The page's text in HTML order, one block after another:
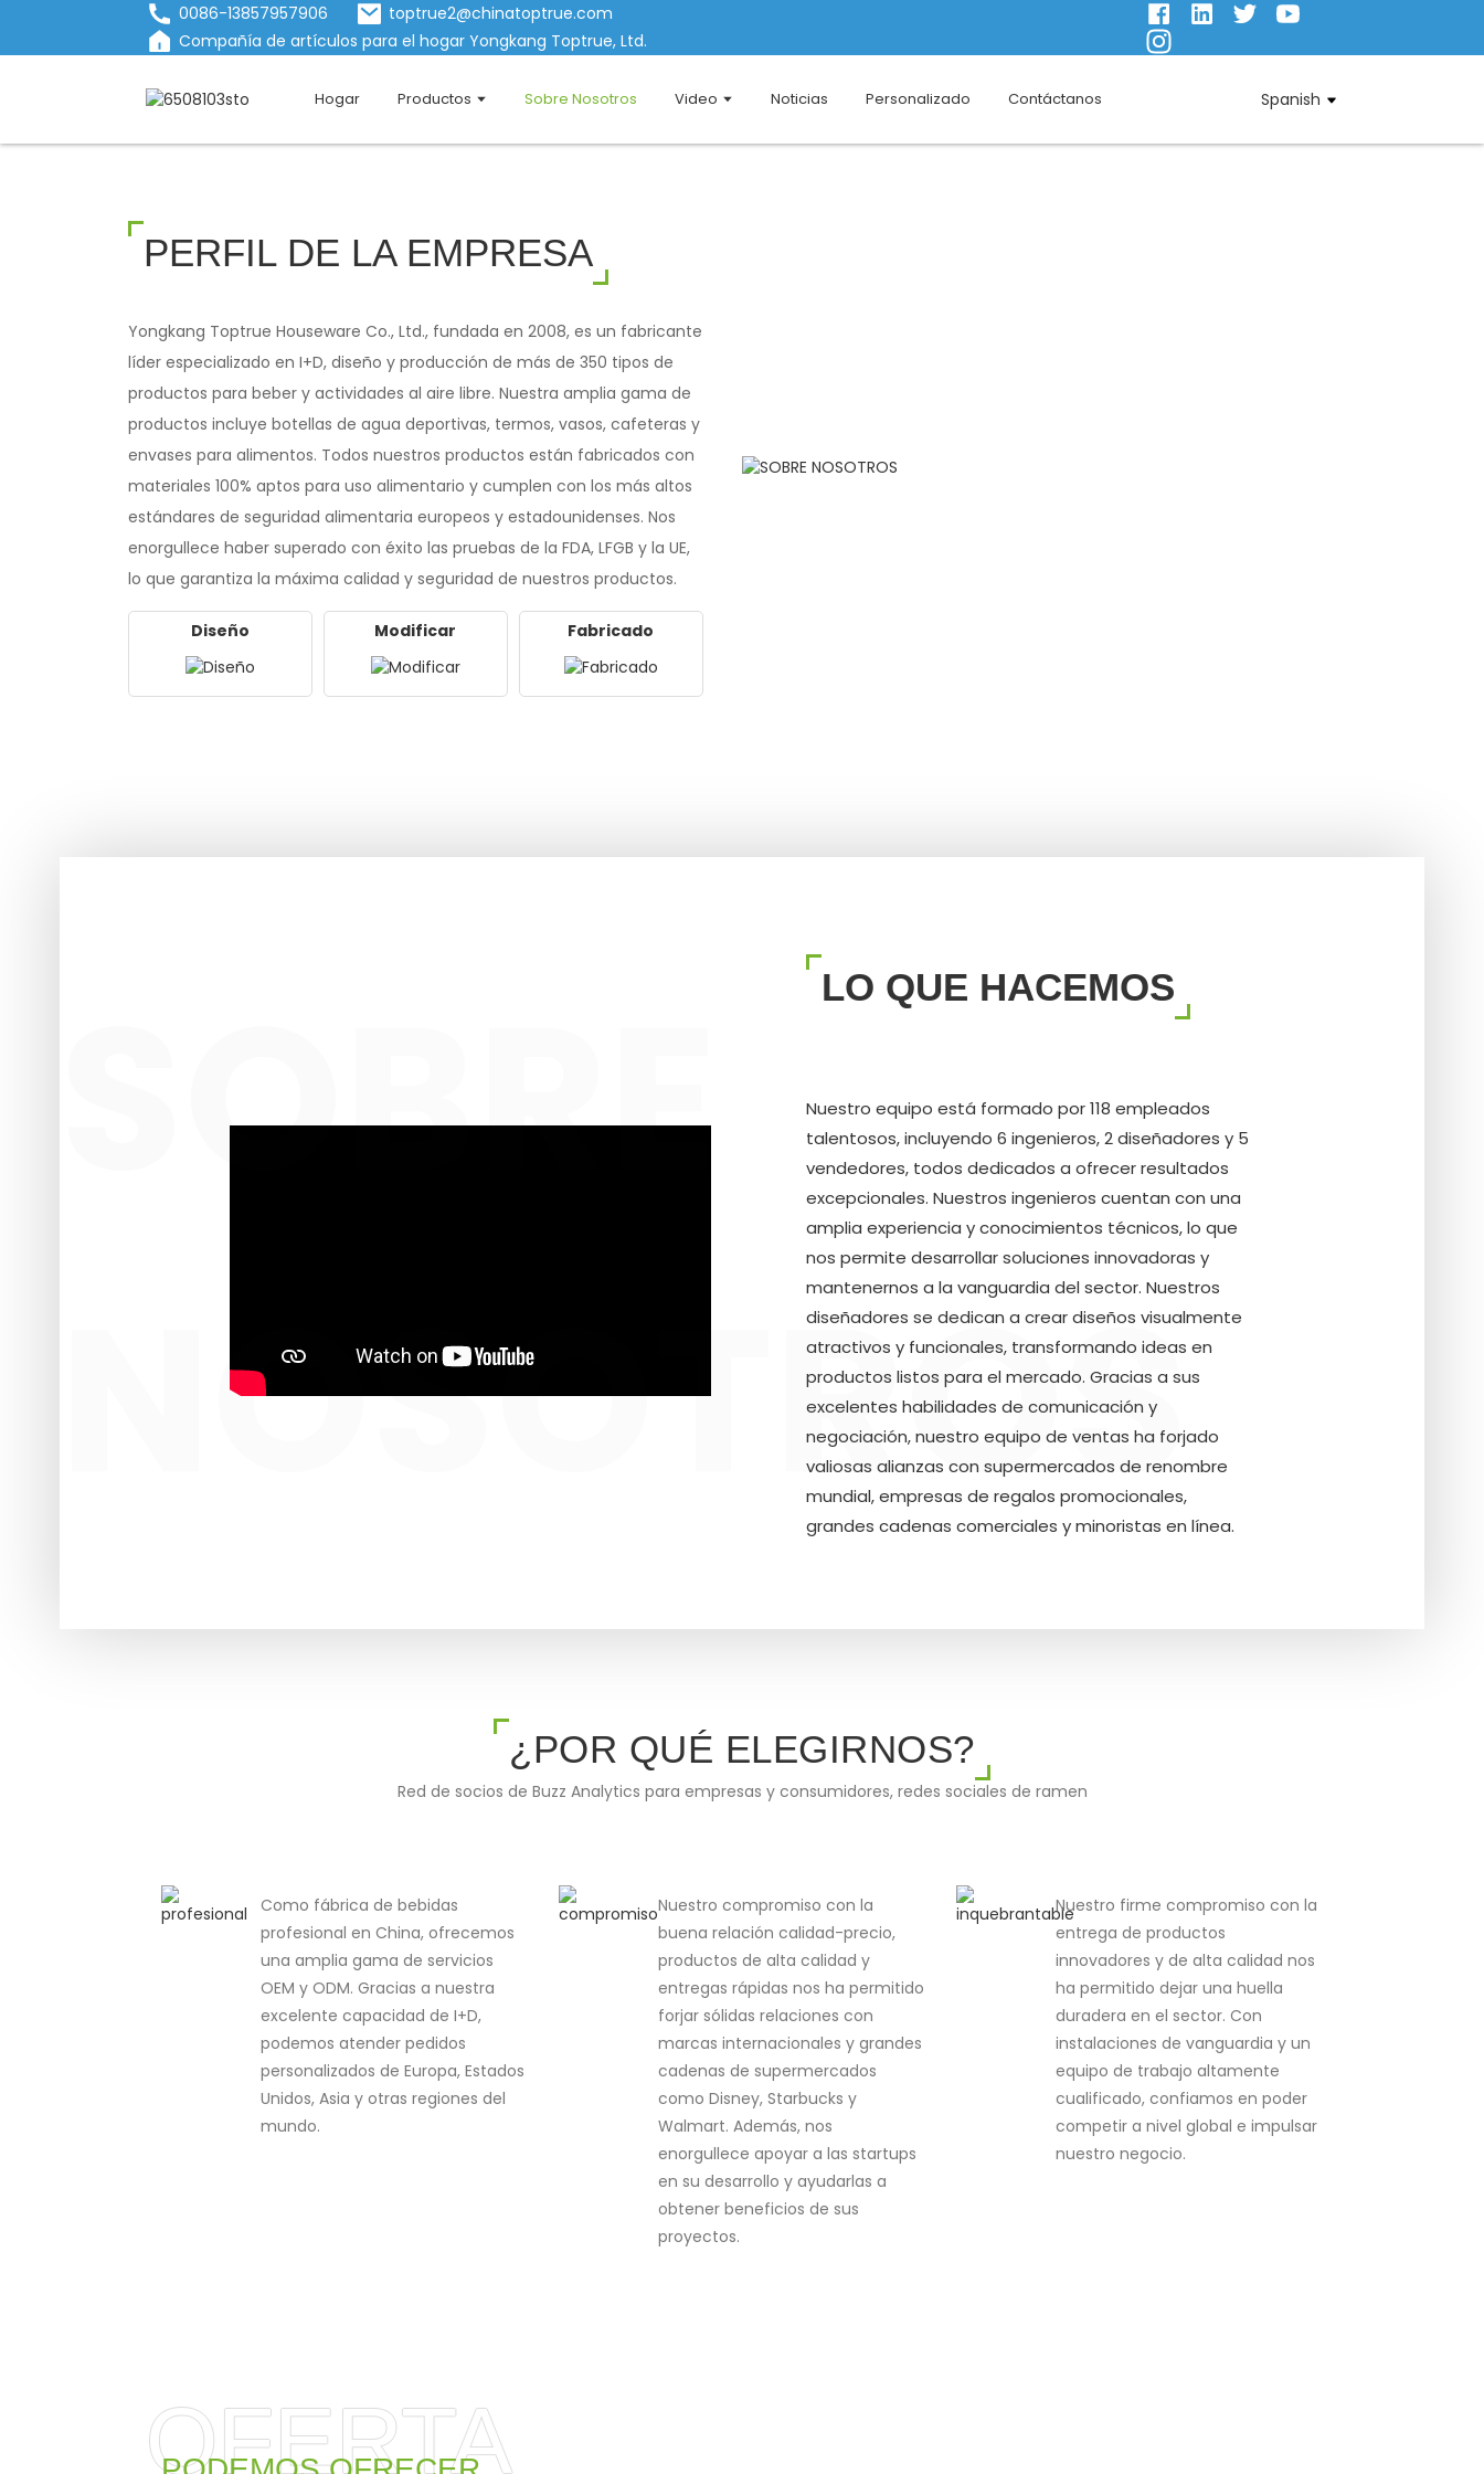
0086-13857957906
toptrue2@chinatoptrue.com
Compañía de artículos para el hogar Yongkang Toptrue, Ltd.
Hogar Productos Sobre Nosotros Video Noticias Personalizado Contáctanos Spanish
PERFIL DE LA EMPRESA
Yongkang Toptrue Houseware Co., Ltd., fundada en 2008, es un fabricante
líder especializado en I+D, diseño y producción de más de 350 tipos de
productos para beber y actividades al aire libre. Nuestra amplia gama de
productos incluye botellas de agua deportivas, termos, vasos, cafeteras y
envases para alimentos. Todos nuestros productos están fabricados con
materiales 100% aptos para uso alimentario y cumplen con los más altos
estándares de seguridad alimentaria europeos y estadounidenses. Nos
enorgullece haber superado con éxito las pruebas de la FDA, LFGB y la UE,
lo que garantiza la máxima calidad y seguridad de nuestros productos.
Diseño Modificar Fabricado
LO QUE HACEMOS
Nuestro equipo está formado por 118 empleados
talentosos, incluyendo 6 ingenieros, 2 diseñadores y 5
vendedores, todos dedicados a ofrecer resultados
excepcionales. Nuestros ingenieros cuentan con una
amplia experiencia y conocimientos técnicos, lo que
nos permite desarrollar soluciones innovadoras y
mantenernos a la vanguardia del sector. Nuestros
diseñadores se dedican a crear diseños visualmente
atractivos y funcionales, transformando ideas en
productos listos para el mercado. Gracias a sus
excelentes habilidades de comunicación y
negociación, nuestro equipo de ventas ha forjado
valiosas alianzas con supermercados de renombre
mundial, empresas de regalos promocionales,
grandes cadenas comerciales y minoristas en línea.
SOBRE
NOSOTROS
¿POR QUÉ ELEGIRNOS?
Red de socios de Buzz Analytics para empresas y consumidores, redes sociales de ramen
Como fábrica de bebidas
profesional en China, ofrecemos
una amplia gama de servicios
OEM y ODM. Gracias a nuestra
excelente capacidad de I+D,
podemos atender pedidos
personalizados de Europa, Estados
Unidos, Asia y otras regiones del
mundo.
Nuestro compromiso con la
buena relación calidad-precio,
productos de alta calidad y
entregas rápidas nos ha permitido
forjar sólidas relaciones con
marcas internacionales y grandes
cadenas de supermercados
como Disney, Starbucks y
Walmart. Además, nos
enorgullece apoyar a las startups
en su desarrollo y ayudarlas a
obtener beneficios de sus
proyectos.
Nuestro firme compromiso con la
entrega de productos
innovadores y de alta calidad nos
ha permitido dejar una huella
duradera en el sector. Con
instalaciones de vanguardia y un
equipo de trabajo altamente
cualificado, confiamos en poder
competir a nivel global e impulsar
nuestro negocio.
OFERTA